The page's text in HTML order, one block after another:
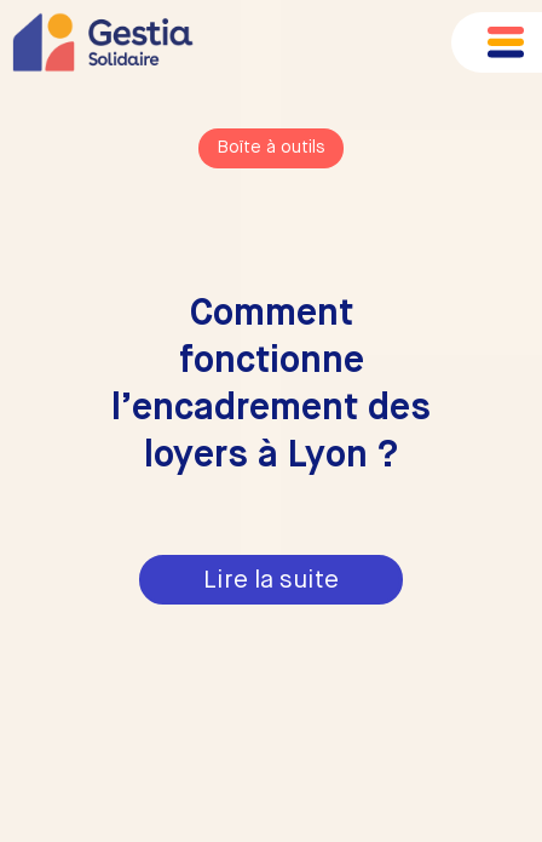
Boîte à outils
Comment
fonctionne
l’encadrement des
loyers à Lyon ?
Lire la suite